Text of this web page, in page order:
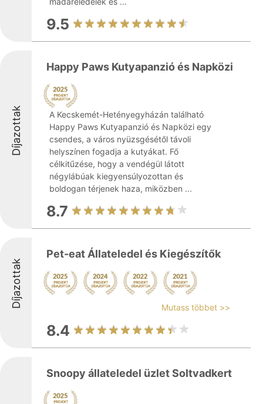
9.5
Díjazottak
Happy Paws Kutyapanzió és Napközi
A Kecskemét-Hetényegyházán található
Happy Paws Kutyapanzió és Napközi egy
csendes, a város nyüzsgésétől távoli
helyszínen fogadja a kutyákat. Fő
célkitűzése, hogy a vendégül látott
négylábúak kiegyensúlyozottan és
boldogan térjenek haza, miközben ...
8.7
Díjazottak
Pet-eat Állateledel és Kiegészítők
Mutass többet >>
8.4
Snoopy állateledel üzlet Soltvadkert